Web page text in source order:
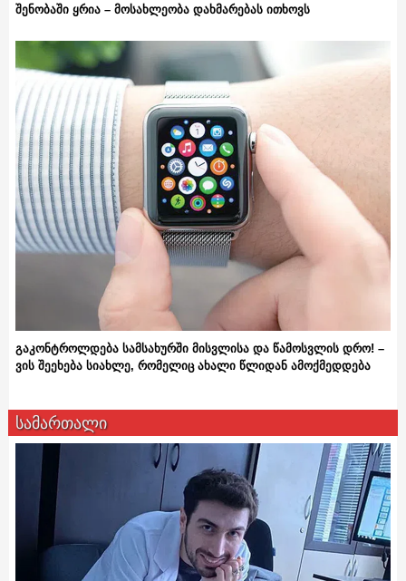
შენობაში ყრია – მოსახლეობა დახმარებას ითხოვს
გაკონტროლდება სამსახურში მისვლისა და წამოსვლის დრო! –
ვის შეეხება სიახლე, რომელიც ახალი წლიდან ამოქმედდება
სამართალი